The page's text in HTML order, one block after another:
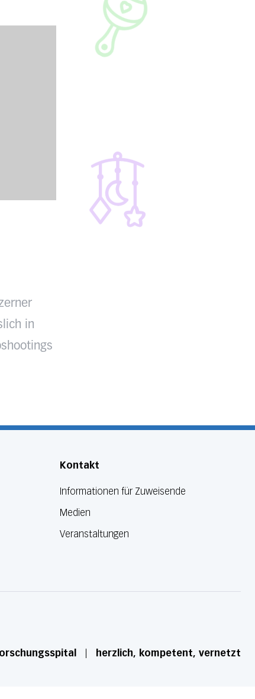
in
Kontakt
Informationen für Zuweisende
Medien
Veranstaltungen
herzlich, kompetent, vernetzt